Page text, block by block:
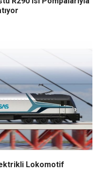
Lokomotif